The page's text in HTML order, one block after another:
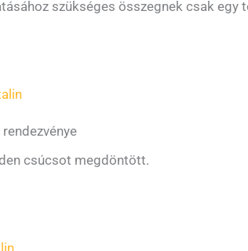
szükséges összegnek csak egy
csúcsot megdöntött.